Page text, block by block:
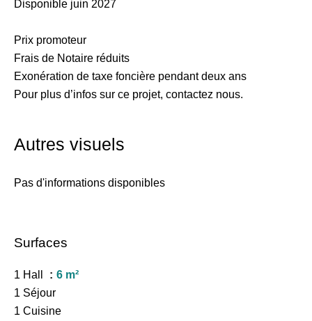
Disponible juin 2027
Prix promoteur
Frais de Notaire réduits
Exonération de taxe foncière pendant deux ans
Pour plus d’infos sur ce projet, contactez nous.
Autres visuels
Pas d'informations disponibles
Surfaces
1 Hall
6 m²
1 Séjour
1 Cuisine